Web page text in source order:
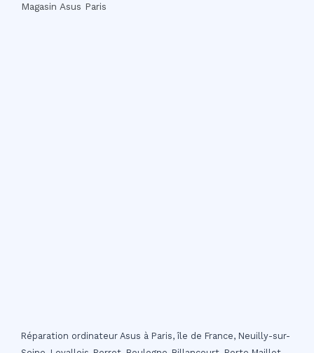
Magasin Asus Paris
Réparation ordinateur Asus à Paris, île de France, Neuilly-sur-